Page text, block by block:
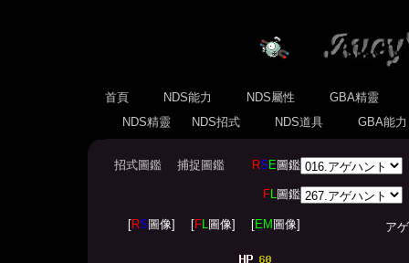
首頁 NDS能力 NDS屬性
GBA精靈
NDS精靈
NDS招式 NDS道具 GBA能
招式圖鑑 捕捉圖鑑 RS E圖鑑
FL圖鑑
[RS 圖像] [FL圖像] [EM 圖像] アゲ